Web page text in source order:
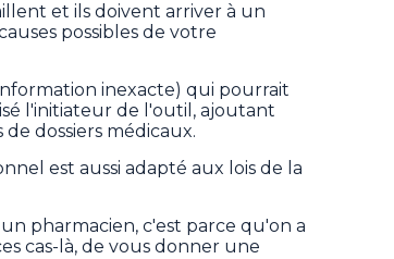
et ils doivent arriver à un
possibles de votre
inexacte) qui pourrait
l'initiateur de l'outil, ajoutant
dossiers médicaux.
est aussi adapté aux lois de la
pharmacien, c'est parce qu'on a
cas-là, de vous donner une